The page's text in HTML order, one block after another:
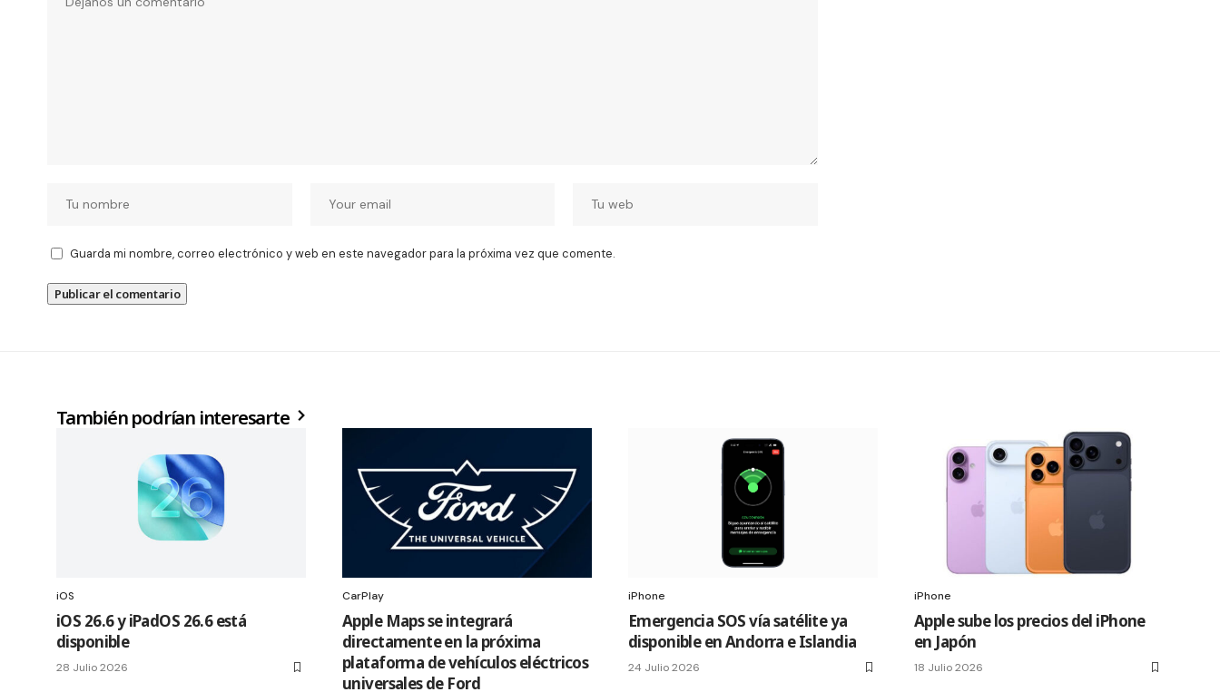
Guarda mi nombre, correo electrónico y web en este navegador para la próxima vez que comente.
También podrían interesarte
iOS
iOS 26.6 y iPadOS 26.6 está
disponible
28 Julio 2026
CarPlay
Apple Maps se integrará
directamente en la próxima
plataforma de vehículos eléctricos
universales de Ford
iPhone
Emergencia SOS vía satélite ya
disponible en Andorra e Islandia
24 Julio 2026
iPhone
Apple sube los precios del iPhone
en Japón
18 Julio 2026